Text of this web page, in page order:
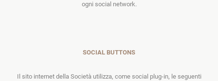
ogni social network.
SOCIAL BUTTONS
Il sito internet della Società utilizza, come social plug-in, le seguenti